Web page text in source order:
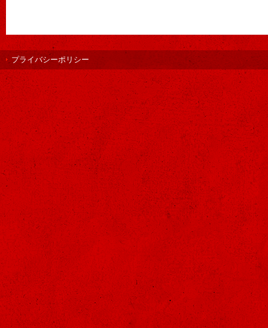
プライバシーポリシー